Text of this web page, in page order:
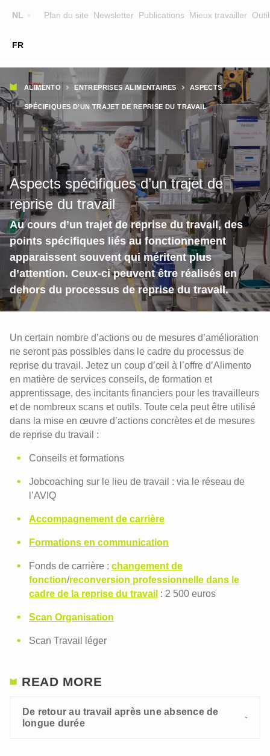
NL
FR
Plan du site Newsletter Publications Mieux travailler
Main
navigation
FORMATION
FORMATEURS
SUR ALIMENTO
EQUIPE
CONTACT
CHERCHER UNE FORMATION
Fil
d'Ariane
ALIMENTO ENTREPRISES ALIMENTAIRES ASPECTS
SPÉCIFIQUES D’UN TRAJET DE REPRISE DU TRAVAIL
Aspects spécifiques d’un trajet de
reprise du travail
Au cours d’un trajet de reprise du travail, des
points spécifiques liés au fonctionnement
apparaissent souvent qui méritent plus
d’attention. Ceux-ci peuvent être réalisés en
dehors du processus de reprise du travail.
Un certain nombre d’actions ou de mesures d’amélioration
ne seront pas possibles dans le cadre du processus de
reprise du travail. Jetez un coup d’œil à l’offre d’Alimento
en matière de services conseils, de formation et
apprentissage, des incitants financiers pour les travailleurs
et de nombreux scans et outils. Toute cela peut être utilisé
dans la mise en œuvre d’actions concrètes et de mesures
de reprise du travail :
Conseils et formations
Jobcoaching sur le lieu de travail : via le réseau de
l’AVIQ
Accompagnement de carrière
Formations en communication
Fonds de carrière : changement de
fonction/reconversion professionnelle dans le
cadre de la reprise du travail : 2 500 euros
Scan Organisation
Scan Travail léger
READ MORE
De retour au travail après une absence de
longue durée
Trajet intégral de reprise du travail